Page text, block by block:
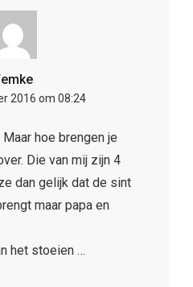
2016 om 08:24
Maar hoe brengen je
Die van mij zijn 4
dan gelijk dat de sint
maar papa en
het stoeien …